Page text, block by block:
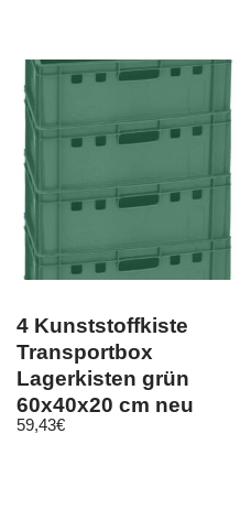
4 Kunststoffkiste
Transportbox
Lagerkisten grün
60x40x20 cm neu
Gastlando
59,43€